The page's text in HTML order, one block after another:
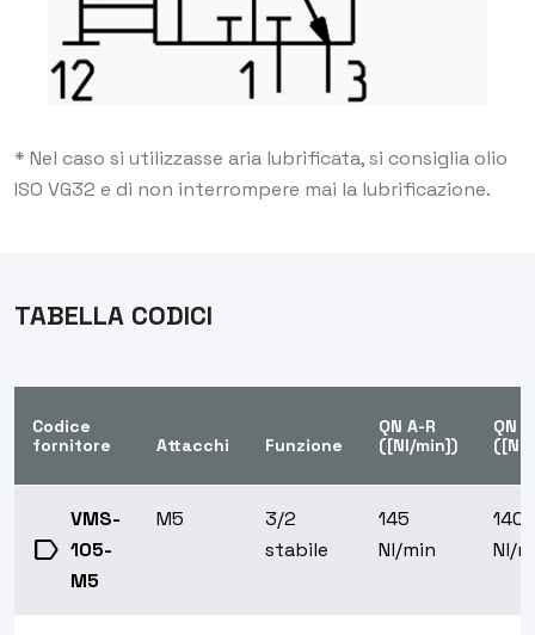
* Nel caso si utilizzasse aria lubrificata, si consiglia olio
ISO VG32 e di non interrompere mai la lubrificazione.
TABELLA CODICI
Codice
fornitore
Attacchi Funzione
QN A-R
([Nl/min])
QN
([Nl/
label
VMS-
105-
M5
M5
3/2
stabile
145
Nl/min
140
Nl/